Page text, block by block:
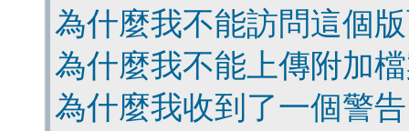
為什麼我不能訪問這個
為什麼我不能上傳附加
為什麼我收到了一個警